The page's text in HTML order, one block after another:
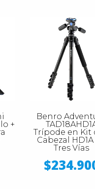
+
Benro
Trípode en Kit
Cabezal
Tres Vías